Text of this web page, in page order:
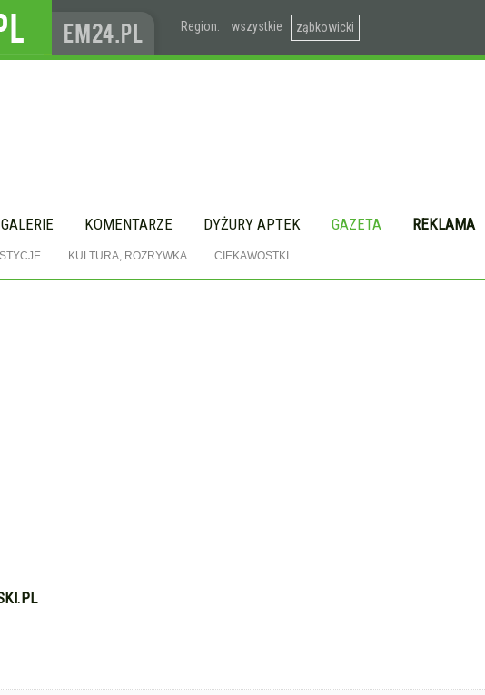
Region: wszystkie ząbkowicki
GALERIE KOMENTARZE DYŻURY APTEK GAZETA REKLAMA
KULTURA, ROZRYWKA CIEKAWOSTKI